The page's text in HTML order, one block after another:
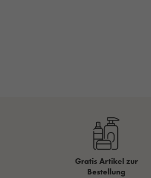
Gratis Artikel zur
Bestellung